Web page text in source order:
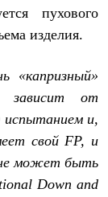
пухового
изделия.
«капризный»
зависит от
испытанием и,
свойFP, и
не может быть
Down and